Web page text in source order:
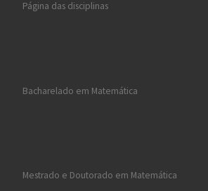
Página das disciplinas
Bacharelado em Matemática
Mestrado e Doutorado em Matemática